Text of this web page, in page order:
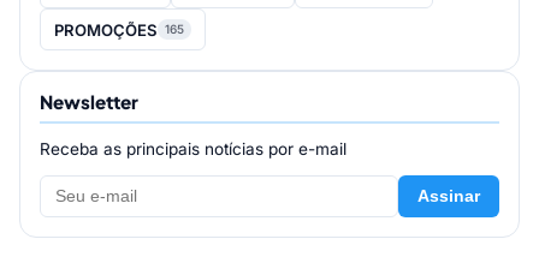
PROMOÇÕES 165
Newsletter
Receba as principais notícias por e-mail
Assinar